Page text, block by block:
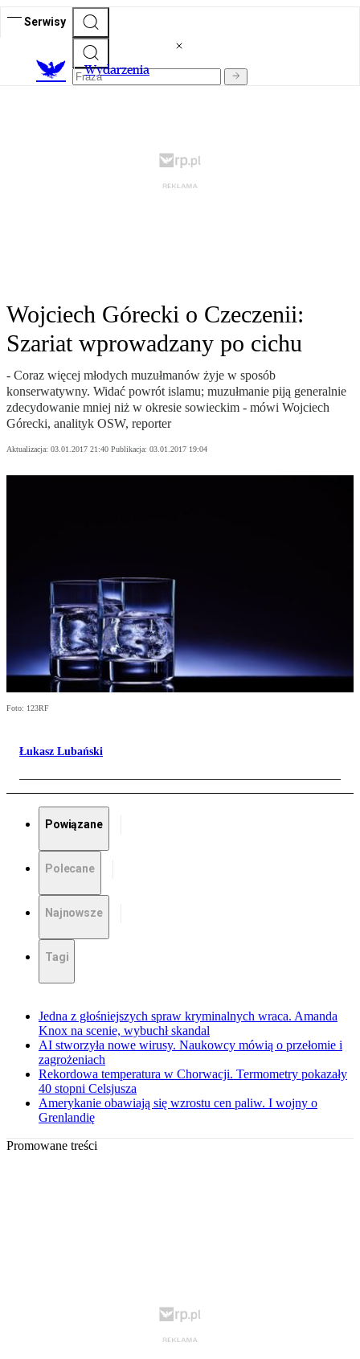
Serwisy
Wydarzenia
Wojciech Górecki o Czeczenii:
Szariat wprowadzany po cichu
- Coraz więcej młodych muzułmanów żyje w sposób
konserwatywny. Widać powrót islamu; muzułmanie piją generalnie
zdecydowanie mniej niż w okresie sowieckim - mówi Wojciech
Górecki, analityk OSW, reporter
Aktualizacja: 03.01.2017 21:40 Publikacja: 03.01.2017 19:04
Foto: 123RF
Łukasz Lubański
Powiązane
Polecane
Najnowsze
Tagi
Jedna z głośniejszych spraw kryminalnych wraca. Amanda
Knox na scenie, wybuchł skandal
AI stworzyła nowe wirusy. Naukowcy mówią o przełomie i
zagrożeniach
Rekordowa temperatura w Chorwacji. Termometry pokazały
40 stopni Celsjusza
Amerykanie obawiają się wzrostu cen paliw. I wojny o
Grenlandię
Promowane treści